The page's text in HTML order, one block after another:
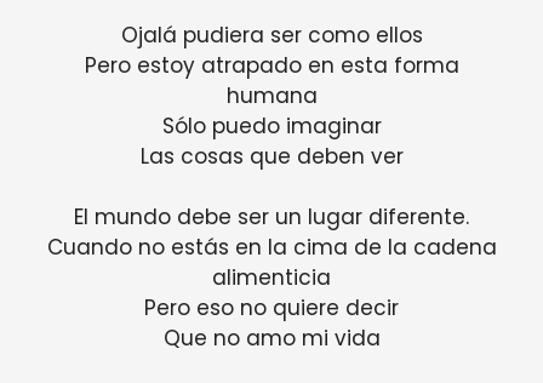
Ojalá pudiera ser como ellos
Pero estoy atrapado en esta forma
humana
Sólo puedo imaginar
Las cosas que deben ver
El mundo debe ser un lugar diferente.
Cuando no estás en la cima de la cadena
alimenticia
Pero eso no quiere decir
Que no amo mi vida